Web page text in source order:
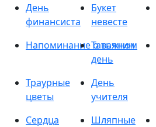
День
финансиста
Букет
невесте
Напоминание о важном
Татьянин
день
Траурные
цветы
День
учителя
Сердца
Шляпные